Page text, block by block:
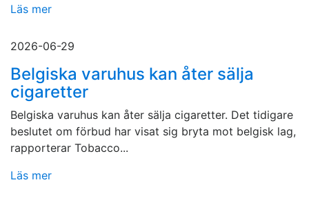
Läs mer
2026-06-29
Belgiska varuhus kan åter sälja
cigaretter
Belgiska varuhus kan åter sälja cigaretter. Det tidigare
beslutet om förbud har visat sig bryta mot belgisk lag,
rapporterar Tobacco...
Läs mer